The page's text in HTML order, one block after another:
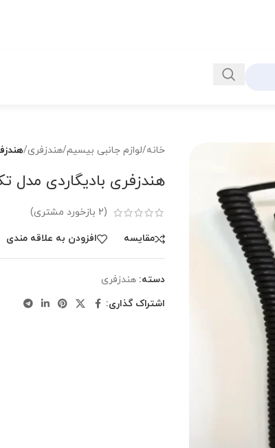
خانه/لوازم جانبی بیسیم/هندزفری/
هندزفری بادیگاردی
(
2 بازخورد مشتری)
مقايسه افزودن به علاقه مندی
دسته: هندزفری
اشتراک گذاری: